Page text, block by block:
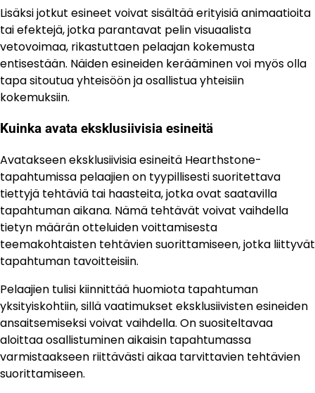
Lisäksi jotkut esineet voivat sisältää erityisiä animaatioita
tai efektejä, jotka parantavat pelin visuaalista
vetovoimaa, rikastuttaen pelaajan kokemusta
entisestään. Näiden esineiden kerääminen voi myös olla
tapa sitoutua yhteisöön ja osallistua yhteisiin
kokemuksiin.
Kuinka avata eksklusiivisia esineitä
Avatakseen eksklusiivisia esineitä Hearthstone-
tapahtumissa pelaajien on tyypillisesti suoritettava
tiettyjä tehtäviä tai haasteita, jotka ovat saatavilla
tapahtuman aikana. Nämä tehtävät voivat vaihdella
tietyn määrän otteluiden voittamisesta
teemakohtaisten tehtävien suorittamiseen, jotka liittyvät
tapahtuman tavoitteisiin.
Pelaajien tulisi kiinnittää huomiota tapahtuman
yksityiskohtiin, sillä vaatimukset eksklusiivisten esineiden
ansaitsemiseksi voivat vaihdella. On suositeltavaa
aloittaa osallistuminen aikaisin tapahtumassa
varmistaakseen riittävästi aikaa tarvittavien tehtävien
suorittamiseen.